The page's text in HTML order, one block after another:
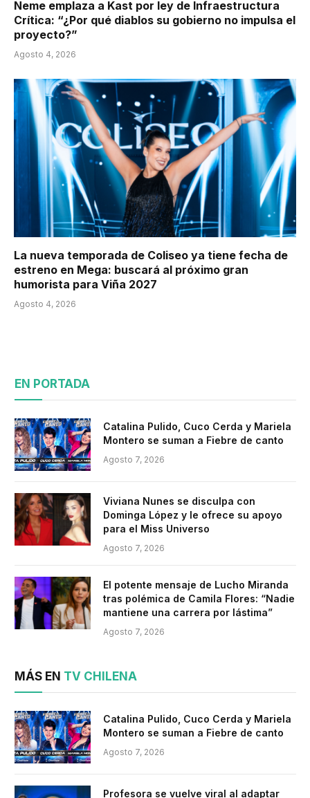
Neme emplaza a Kast por ley de Infraestructura
Crítica: “¿Por qué diablos su gobierno no impulsa el
proyecto?”
Agosto 4, 2026
La nueva temporada de Coliseo ya tiene fecha de
estreno en Mega: buscará al próximo gran
humorista para Viña 2027
Agosto 4, 2026
EN PORTADA
Catalina Pulido, Cuco Cerda y Mariela
Montero se suman a Fiebre de canto
Agosto 7, 2026
Viviana Nunes se disculpa con
Dominga López y le ofrece su apoyo
para el Miss Universo
Agosto 7, 2026
El potente mensaje de Lucho Miranda
tras polémica de Camila Flores: “Nadie
mantiene una carrera por lástima”
Agosto 7, 2026
MÁS EN TV CHILENA
Catalina Pulido, Cuco Cerda y Mariela
Montero se suman a Fiebre de canto
Agosto 7, 2026
Profesora se vuelve viral al adaptar